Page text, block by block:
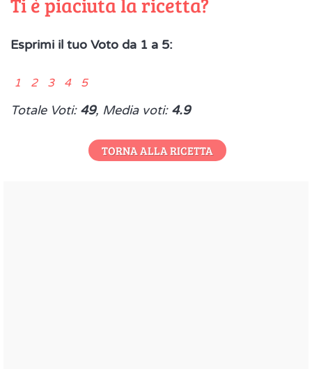
Esprimi il tuo Voto da 1 a 5:
1 2 3 4 5
Totale Voti: 49, Media voti: 4.9
TORNA ALLA RICETTA